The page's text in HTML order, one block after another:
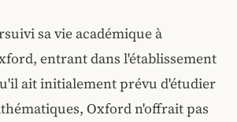
sa vie académique à
entrant dans l'établissement
ait initialement prévu d'étudier
Oxford n'offrait pas